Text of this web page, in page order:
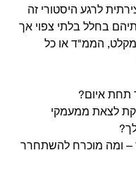
לרגע היסטורי זה
בחלל בלתי צפוי אך
הממ"ד או כל
תחת איום?
לצאת ממעמקי
– ומה מוכרח להשתחרר